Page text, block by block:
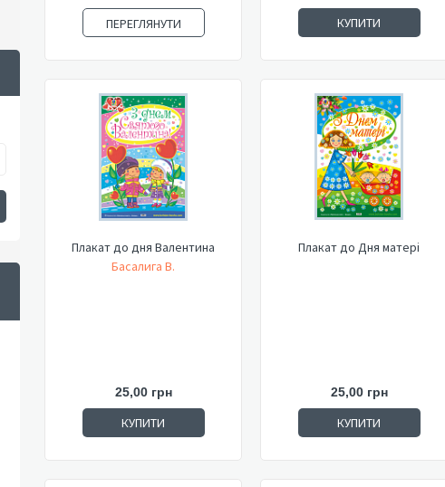
ПЕРЕГЛЯНУТИ КУПИТИ
Плакат до дня Валентина
Басалига В.
25,00 грн
КУПИТИ
Плакат до Дня матері
25,00 грн
КУПИТИ